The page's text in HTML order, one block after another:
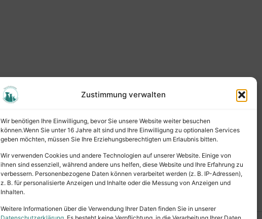
Zustimmung verwalten
Wir benötigen Ihre Einwilligung, bevor Sie unsere Website weiter besuchen
können.Wenn Sie unter 16 Jahre alt sind und Ihre Einwilligung zu optionalen Services
geben möchten, müssen Sie Ihre Erziehungsberechtigten um Erlaubnis bitten.
Wir verwenden Cookies und andere Technologien auf unserer Website. Einige von
ihnen sind essenziell, während andere uns helfen, diese Website und Ihre Erfahrung zu
verbessern. Personenbezogene Daten können verarbeitet werden (z. B. IP-Adressen),
z. B. für personalisierte Anzeigen und Inhalte oder die Messung von Anzeigen und
Inhalten.
Weitere Informationen über die Verwendung Ihrer Daten finden Sie in unserer